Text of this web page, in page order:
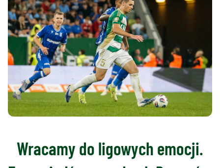
Wracamy do ligowych emocji.